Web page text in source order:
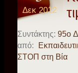
Δεκ 2012
Συντάκτης: 95o
από:
ΣΤΟΠ στη Βία